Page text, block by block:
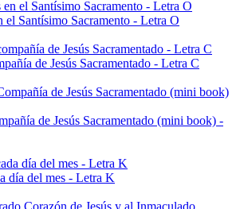
el Santísimo Sacramento - Letra O
de Jesús Sacramentado - Letra C
de Jesús Sacramentado (mini book) -
día del mes - Letra K